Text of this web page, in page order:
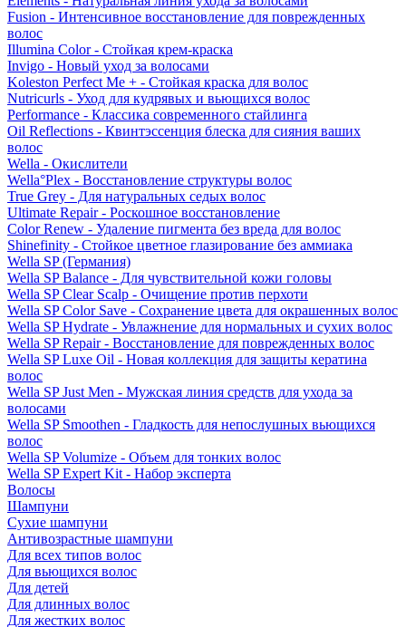
Fusion - Интенсивное восстановление для поврежденных
волос
Illumina Color - Стойкая крем-краска
Invigo - Новый уход за волосами
Koleston Perfect Me + - Стойкая краска для волос
Nutricurls - Уход для кудрявых и вьющихся волос
Performance - Классика современного стайлинга
Oil Reflections - Квинтэссенция блеска для сияния ваших
волос
Wella - Окислители
Wella°Plex - Восстановление структуры волос
True Grey - Для натуральных седых волос
Ultimate Repair - Роскошное восстановление
Color Renew - Удаление пигмента без вреда для волос
Shinefinity - Стойкое цветное глазирование без аммиака
Wella SP (Германия)
Wella SP Balance - Для чувствительной кожи головы
Wella SP Clear Scalp - Очищение против перхоти
Wella SP Color Save - Сохранение цвета для окрашенных волос
Wella SP Hydrate - Увлажнение для нормальных и сухих волос
Wella SP Repair - Восстановление для поврежденных волос
Wella SP Luxe Oil - Новая коллекция для защиты кератина
волос
Wella SP Just Men - Мужская линия средств для ухода за
волосами
Wella SP Smoothen - Гладкость для непослушных вьющихся
волос
Wella SP Volumize - Объем для тонких волос
Wella SP Expert Kit - Набор эксперта
Волосы
Шампуни
Сухие шампуни
Антивозрастные шампуни
Для всех типов волос
Для вьющихся волос
Для детей
Для длинных волос
Для жестких волос